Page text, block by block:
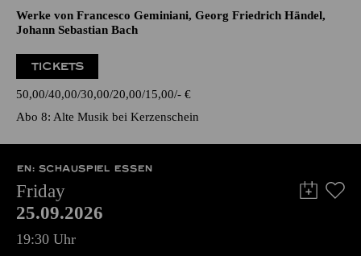
Werke von Francesco Geminiani, Georg Friedrich Händel,
Johann Sebastian Bach
TICKETS
50,00 40,00 30,00 20,00 15,00 - €
Abo 8: Alte Musik bei Kerzenschein
EN: SCHAUSPIEL ESSEN
Friday
25.09.2026
19:30 Uhr